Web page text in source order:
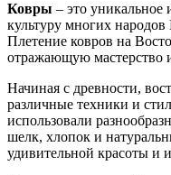
Ковры – это уникальное
культуру многих
Плетение ковров на
отражающую мастерство
Начиная с древности,
различные техники и
использовали
шелк, хлопок и
удивительной красоты и